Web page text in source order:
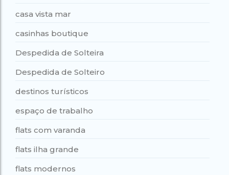
casa vista mar
casinhas boutique
Despedida de Solteira
Despedida de Solteiro
destinos turísticos
espaço de trabalho
flats com varanda
flats ilha grande
flats modernos